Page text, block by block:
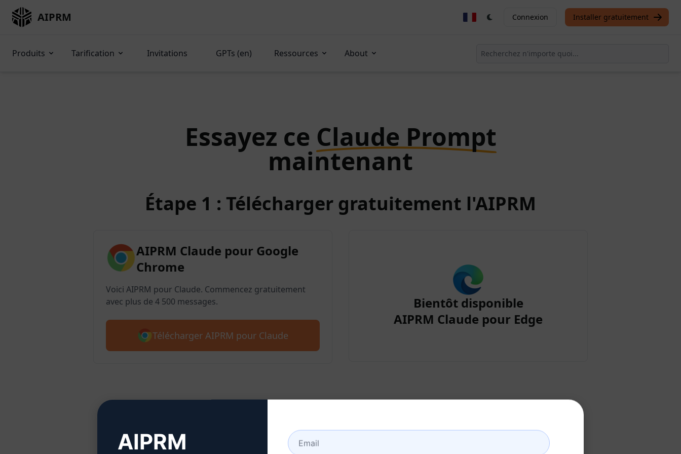
AIPRM Connexion Installer gratuitement
Produits Tarification Invitations GPTs (en) Ressources About
Essayez ce Claude Prompt
maintenant
Étape 1 : Télécharger gratuitement l'AIPRM
AIPRM Claude pour Google
Chrome
Voici AIPRM pour Claude. Commencez gratuitement
avec plus de 4 500 messages.
Télécharger AIPRM pour Claude
Bientôt disponible
AIPRM Claude pour Edge
Étape 2 : Créer un compte Claude
AIPRM